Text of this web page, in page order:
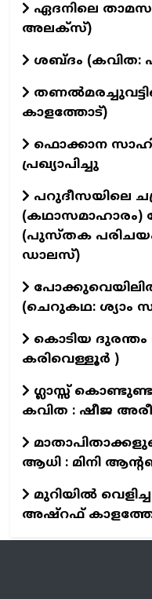
ഏദനിലെ
അലക്‌സ്)
ശബ്ദം (കവിത:
കാളത്തോട്)
ഫൊക്കാന
പ്രഖ്യാപിച്ചു
പറുദീസയിലെ
(കഥാസമാഹാരം)
(പുസ്തക പരിചയം
ഡാലസ്)
(ചെറുകഥ: ശ്യാം
കൊടിയ
കരിവെള്ളൂർ )
ഗ്ലാസ്സ്
കവിത : ഷീജ
ആധി : മിനി
മുറിയിൽ
അഷ്റഫ്